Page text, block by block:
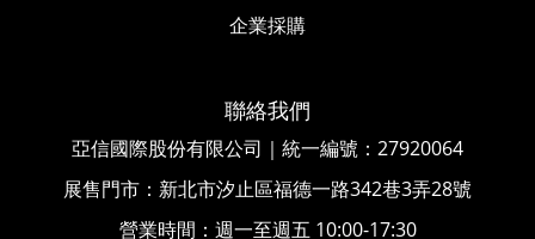
企業採購
聯絡我們
亞信國際股份有限公司｜統一編號 ： 27920064
展售門市：新北市汐止區福德一路342巷3弄28號
營業時間：週一至週五 10:00-17:30